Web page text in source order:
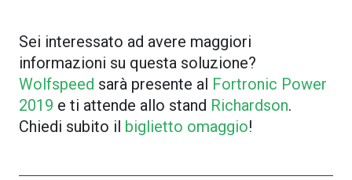
Sei interessato ad avere maggiori
informazioni su questa soluzione?
Wolfspeed sarà presente al Fortronic Power
2019 e ti attende allo stand Richardson.
Chiedi subito il biglietto omaggio!